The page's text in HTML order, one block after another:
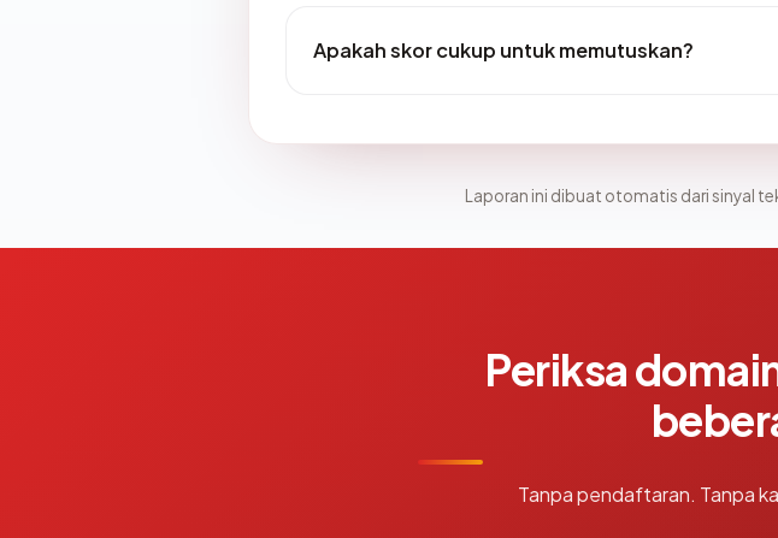
Apakah skor cukup untuk memutuskan?
Laporan ini dibuat otomatis dari sinyal
Periksa
Tanpa pendaftaran. Tanpa